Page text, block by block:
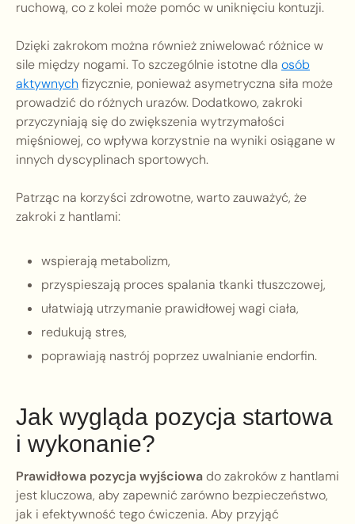
ruchową, co z kolei może pomóc w uniknięciu kontuzji.
Dzięki zakrokom można również zniwelować różnice w
sile między nogami. To szczególnie istotne dla osób
aktywnych fizycznie, ponieważ asymetryczna siła może
prowadzić do różnych urazów. Dodatkowo, zakroki
przyczyniają się do zwiększenia wytrzymałości
mięśniowej, co wpływa korzystnie na wyniki osiągane w
innych dyscyplinach sportowych.
Patrząc na korzyści zdrowotne, warto zauważyć, że
zakroki z hantlami:
wspierają metabolizm,
przyspieszają proces spalania tkanki tłuszczowej,
ułatwiają utrzymanie prawidłowej wagi ciała,
redukują stres,
poprawiają nastrój poprzez uwalnianie endorfin.
Jak wygląda pozycja startowa
i wykonanie?
Prawidłowa pozycja wyjściowado zakroków z hantlami
jest kluczowa, aby zapewnić zarówno bezpieczeństwo,
jak i efektywność tego ćwiczenia. Aby przyjąć